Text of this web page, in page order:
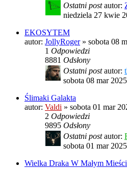
Ostatni postautor:
niedziela 27 kwie
EKOSYTEM
autor: JollyRoger» sobota 08
1 Odpowiedzi
8881 Odsłony
Ostatni postautor:
sobota 08 mar
Ślimaki Galakta
autor: Valdi » sobota 01 mar
2 Odpowiedzi
9895 Odsłony
Ostatni postautor:
sobota 01 mar
Wielka Draka W Małym